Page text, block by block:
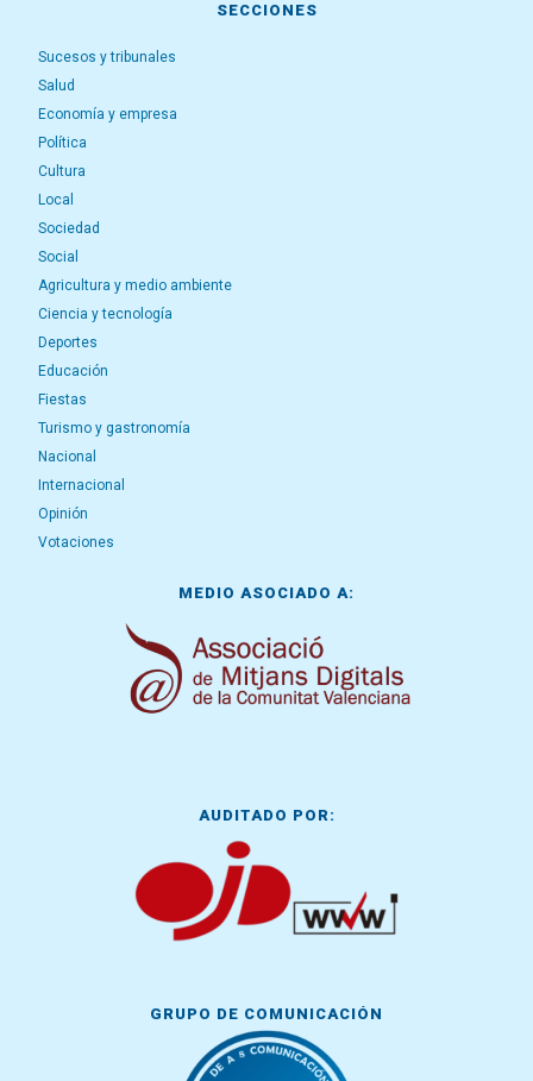
SECCIONES
Sucesos y tribunales
Salud
Economía y empresa
Política
Cultura
Local
Sociedad
Social
Agricultura y medio ambiente
Ciencia y tecnología
Deportes
Educación
Fiestas
Turismo y gastronomía
Nacional
Internacional
Opinión
Votaciones
MEDIO ASOCIADO A:
AUDITADO POR:
GRUPO DE COMUNICACIÓN